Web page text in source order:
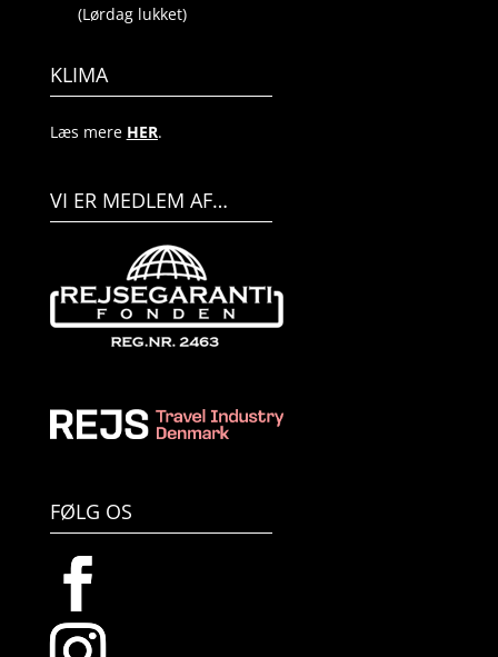
(Lørdag lukket)
KLIMA
Læs mere HER.
VI ER MEDLEM AF…
FØLG OS